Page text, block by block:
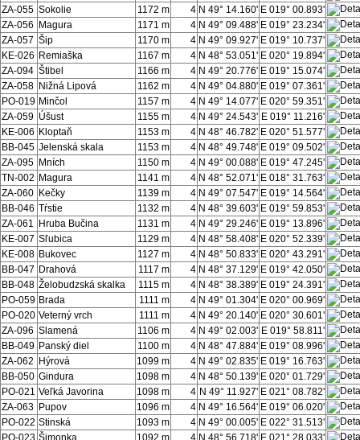
ZA-055 Sokolie 1172 m 4 N 49° 14.160' E 019° 00.893'
ZA-056
Magura 1171 m 4 N 49° 09.488' E 019° 23.234'
ZA-057 Šip 1170 m 4 N 49° 09.927' E 019° 10.737'
KE-026 Remiaška 1167 m 4 N 48° 53.051' E 020° 19.894'
ZA-094 Štibel 1166 m 4 N 49° 20.776' E 019° 15.074'
ZA-058 Nižná Lipová 1162 m 4 N 49° 04.880' E 019° 07.361'
PO-019 Minčol 1157 m 4 N 49° 14.077' E 020° 59.351'
ZA-059 Úšust 1155 m 4 N 49° 24.543' E 019° 11.216'
KE-006 Kloptaň 1153 m 4 N 48° 46.782' E 020° 51.577'
BB-045 Jelenská skala 1153 m 4 N 48° 49.748' E 019° 09.502'
ZA-095 Mních 1150 m 4 N 49° 00.088' E 019° 47.245'
TN-002 Magura 1141 m 4 N 48° 52.071' E 018° 31.763'
ZA-060 Kečky 1139 m 4 N 49° 07.547' E 019° 14.564'
BB-046 Tŕstie 1132 m 4 N 48° 39.603' E 019° 59.853'
ZA-061
Hruba Bučina 1131 m 4 N 49° 29.246' E 019° 13.896'
KE-007 Sľubica 1129 m 4 N 48° 58.408' E 020° 52.339'
KE-008 Bukovec 1127 m 4 N 48° 50.833' E 020° 43.291'
BB-047 Drahová 1117 m 4 N 48° 37.129' E 019° 42.050'
BB-048 Želobudzská skalka 1115 m 4 N 48° 38.389' E 019° 24.391'
PO-059 Brada 1111 m 4 N 49° 01.304' E 020° 00.969'
PO-020 Veterný vrch 1111 m 4 N 49° 20.140' E 020° 30.601'
ZA-096 Slamená 1106 m 4 N 49° 02.003' E 019° 58.811'
BB-049 Panský diel 1100 m 4 N 48° 47.884' E 019° 08.996'
ZA-062
Hýrová 1099 m 4 N 49° 02.835' E 019° 16.763'
BB-050 Gindura 1098 m 4 N 48° 50.139' E 020° 01.729'
PO-021 Veľká Javorina 1098 m 4 N 49° 11.927' E 021° 08.782'
ZA-063 Pupov 1096 m 4 N 49° 16.564' E 019° 06.020'
PO-022 Stinská 1093 m 4 N 49° 00.005' E 022° 31.513'
PO-023 Šimonka 1092 m 4 N 48° 56.718' E 021° 28.033'